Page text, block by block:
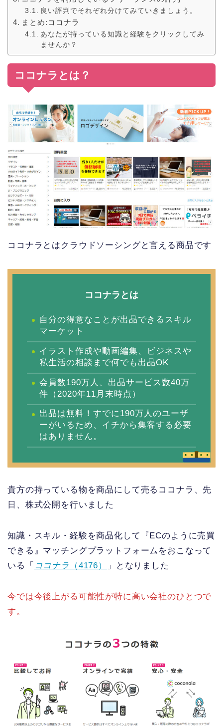
良い評判でそれぞれ分けてみていきましょう。
まとめ:ココナラ
あなたが持っている知識と経験をクリックしてみ
ませんか？
ココナラとは？
ココナラとはクラウドソーシングと言える商品です
ココナラとは
自分の得意なことが出品できるスキル
マーケット
イラスト作成や動画編集、ビジネスや
私生活の相談まで何でも出品OK
会員数190万人、出品サービス数40万
件（2020年11月末時点）
出品は無料！すでに190万人のユーザ
ーがいるため、イチから集客する必要
はありません。
貴方の持っている物を商品にして売るココナラ、先
日、株式公開を行いました
知識・スキル・経験を商品化して『ECのように売買
できる』マッチングプラットフォームをおこなって
いる「 ココナラ （4176） 」となりました
今では今後上がる可能性が特に高い会社のひとつで
す。